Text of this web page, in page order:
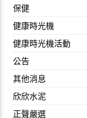
保健
健康時光機
健康時光機活動
公告
其他消息
欣欣水泥
正聲嚴選